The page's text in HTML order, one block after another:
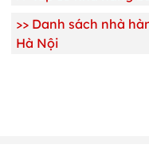
>> Danh sách nhà
Hà Nội